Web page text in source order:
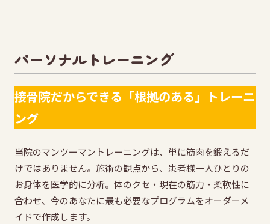
パーソナルトレーニング
接骨院だからできる「根拠のある」トレーニ
ング
当院のマンツーマントレーニングは、単に筋肉を鍛えるだ
けではありません。施術の観点から、患者様一人ひとりの
お身体を医学的に分析。体のクセ・現在の筋力・柔軟性に
合わせ、今のあなたに最も必要なプログラムをオーダーメ
イドで作成します。